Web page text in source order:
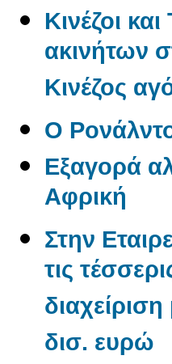
Κινέζοι
ακινήτων
Κινέζος
O
Εξαγορά
Αφρική
Στην
τις
δισ. ευρώ